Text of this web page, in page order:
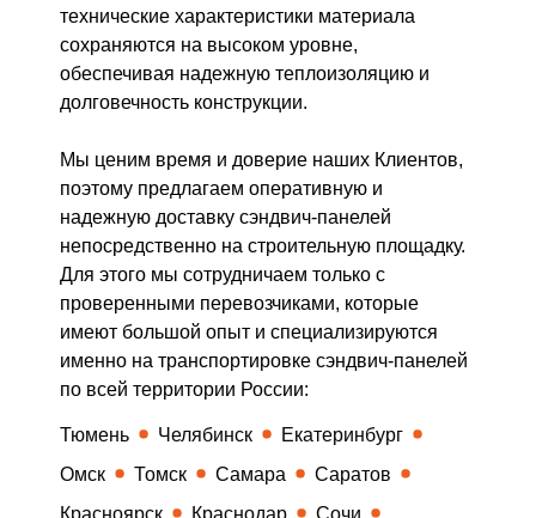
технические характеристики материала
сохраняются на высоком уровне,
обеспечивая надежную теплоизоляцию и
долговечность конструкции.
Мы ценим время и доверие наших Клиентов,
поэтому предлагаем оперативную и
надежную доставку сэндвич-панелей
непосредственно на строительную площадку.
Для этого мы сотрудничаем только с
проверенными перевозчиками, которые
имеют большой опыт и специализируются
именно на транспортировке сэндвич-панелей
по всей территории России:
Тюмень Челябинск
Екатеринбург
Омск
Томск Самара
Саратов
Красноярск
Краснодар Сочи